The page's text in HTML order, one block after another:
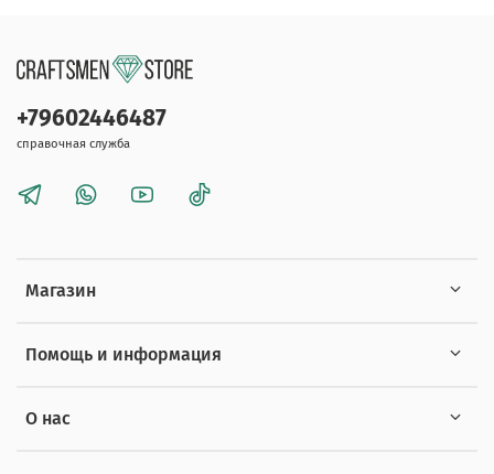
Магазин
Помощь и информация
О нас
+79602446487
справочная служба